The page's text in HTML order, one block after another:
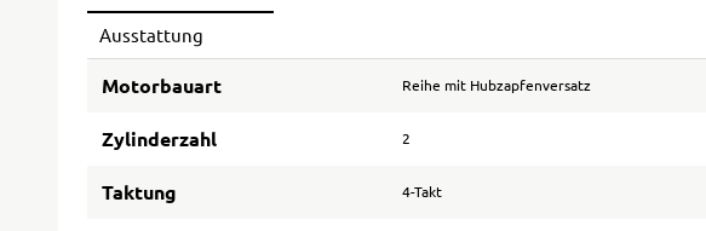
Ausstattung
Motorbauart Reihe mit Hubzapfenversatz
Zylinderzahl 2
Taktung 4-Takt